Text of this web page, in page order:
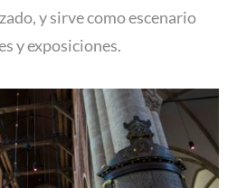
y sirve como escenario
y exposiciones.